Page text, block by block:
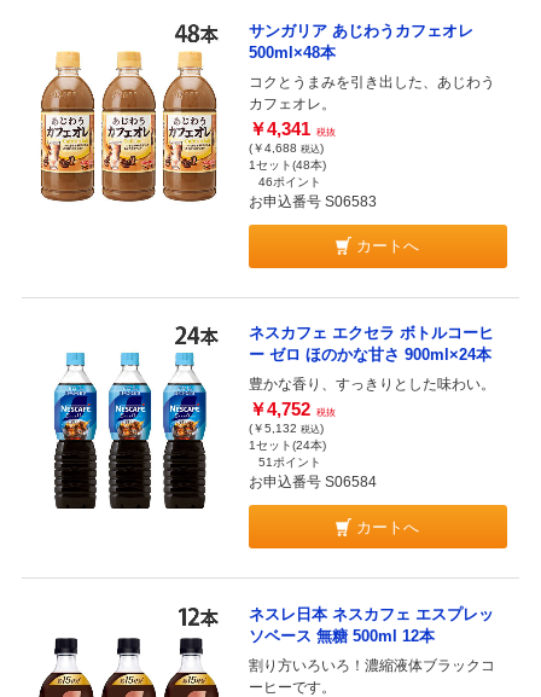
サンガリア あじわうカフェオレ
500ml×48本
コクとうまみを引き出した、あじわう
カフェオレ。
￥4,341 税抜
(￥4,688 税込)
1セット(48本)
46ポイント
お申込番号 S06583
カートへ
ネスカフェ エクセラ ボトルコーヒ
ー ゼロ ほのかな甘さ 900ml×24本
豊かな香り、すっきりとした味わい。
￥4,752 税抜
(￥5,132 税込)
1セット(24本)
51ポイント
お申込番号 S06584
カートへ
ネスレ日本 ネスカフェ エスプレッ
ソベース 無糖 500ml 12本
割り方いろいろ！濃縮液体ブラックコ
ーヒーです。